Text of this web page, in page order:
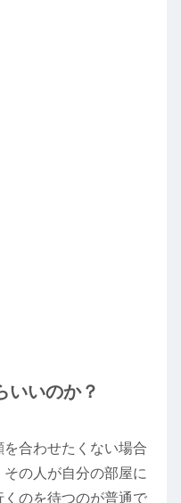
いいのか？
合わせたくない場合
の人が自分の部屋に
のを待つのが普通で